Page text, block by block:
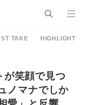
TAKE HIGHLIGHT
が笑顔で見つ
ノマナでしか